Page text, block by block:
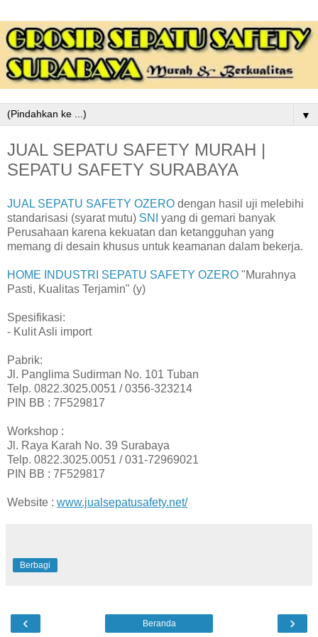
▼
JUAL SEPATU SAFETY MURAH |
SEPATU SAFETY SURABAYA
JUAL SEPATU SAFETY OZERO dengan hasil uji melebihi
standarisasi (syarat mutu) SNI
yang di gemari banyak
Perusahaan karena kekuatan dan ketangguhan yang
memang di desain khusus untuk keamanan dalam bekerja.
HOME INDUSTRI SEPATU SAFETY OZERO "Murahnya
Pasti, Kualitas Terjamin" (y)
Spesifikasi:
- Kulit Asli import
Pabrik:
Jl. Panglima Sudirman No. 101 Tuban
Telp. 0822.3025.0051 / 0356-323214
PIN BB : 7F529817
Workshop :
Jl. Raya Karah No. 39 Surabaya
Telp. 0822.3025.0051 / 031-72969021
PIN BB : 7F529817
Website : www.jualsepatusafety.net/
Berbagi
‹ ›
Beranda